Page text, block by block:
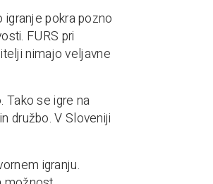
pokra pozno
FURS pri
nimajo veljavne
Tako se igre na
družbo. V Sloveniji
igranju.